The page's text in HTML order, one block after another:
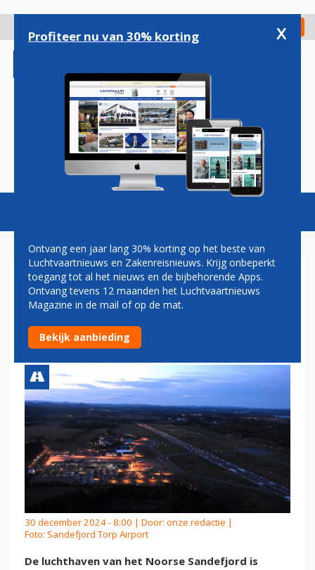
gaan
Check in
Magazine Podcasts Vacatures
LUCHTHAVEN SANDEFJORD
WEER OPEN NA INCIDENT
MET KLM-VLIEGTUIG
30 december 2024 - 8:00 | Door: onze redactie |
Foto: Sandefjord Torp Airport
De luchthaven van het Noorse Sandefjord is
Profiteer nu van 30% korting x
Ontvang een jaar lang 30% korting op het beste van
Luchtvaartnieuws en Zakenreisnieuws. Krijg onbeperkt
toegang tot al het nieuws en de bijbehorende Apps.
Ontvang tevens 12 maanden het Luchtvaartnieuws
Magazine in de mail of op de mat.
Bekijk aanbieding